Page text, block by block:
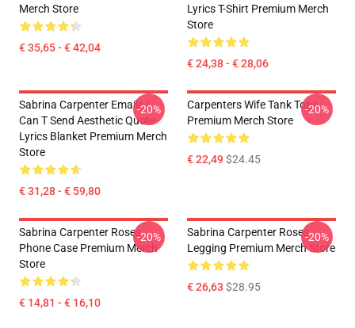
Merch Store
€ 35,65 - € 42,04
Lyrics T-Shirt Premium Merch
Store
€ 24,38 - € 28,06
Sabrina Carpenter Emails I
Can T Send Aesthetic Quote
Lyrics Blanket Premium Merch
Store
€ 31,28 - € 59,80
-20%
Carpenters Wife Tank Tops
Premium Merch Store
€ 22,49$24.45
-20%
Sabrina Carpenter Roses
Phone Case Premium Merch
Store
€ 14,81 - € 16,10
-20%
Sabrina Carpenter Roses
Legging Premium Merch Store
€ 26,63 $28.95
-20%